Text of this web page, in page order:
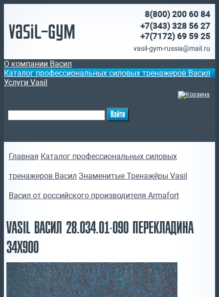
Vasil-Gym
8(800) 200 60 84
+7(343) 328 56 27
+7(7172) 69 59 25
vasil-gym-russia@mail.ru
О компании Васил
Каталог профессиональных силовых тренажеров Васил
Услуги Vasil
Главная Каталог профессиональных силовых
тренажеров Васил Знаменитые Тренажёры Vasil
Васил от российского производителя Armafort
VASIL ВАСИЛ 28.034.01-090 ПЕРЕКЛАДИНА
34Х900